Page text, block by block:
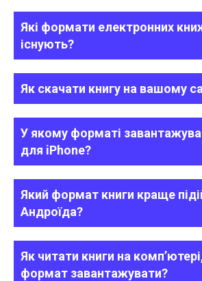
Які формати електронних
існують?
Як скачати книгу на вашому
У якому форматі
для iPhone?
Який формат книги краще
Андроїда?
Як читати книги на
формат завантажувати?